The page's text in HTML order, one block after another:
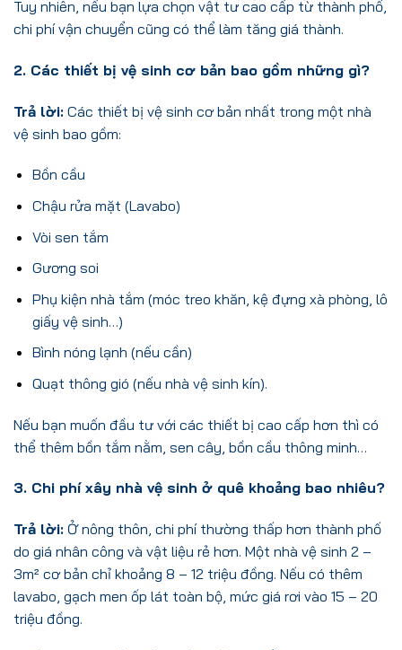
Tuy nhiên, nếu bạn lựa chọn vật tư cao cấp từ thành phố,
chi phí vận chuyển cũng có thể làm tăng giá thành.
2. Các thiết bị vệ sinh cơ bản bao gồm những gì?
Trả lời: Các thiết bị vệ sinh cơ bản nhất trong một nhà
vệ sinh bao gồm:
Bồn cầu
Chậu rửa mặt (Lavabo)
Vòi sen tắm
Gương soi
Phụ kiện nhà tắm (móc treo khăn, kệ đựng xà phòng, lô
giấy vệ sinh…)
Bình nóng lạnh (nếu cần)
Quạt thông gió (nếu nhà vệ sinh kín).
Nếu bạn muốn đầu tư với các thiết bị cao cấp hơn thì có
thể thêm bồn tắm nằm, sen cây, bồn cầu thông minh…
3. Chi phí xây nhà vệ sinh ở quê khoảng bao nhiêu?
Trả lời: Ở nông thôn, chi phí thường thấp hơn thành phố
do giá nhân công và vật liệu rẻ hơn. Một nhà vệ sinh 2 –
3m² cơ bản chỉ khoảng 8 – 12 triệu đồng. Nếu có thêm
lavabo, gạch men ốp lát toàn bộ, mức giá rơi vào 15 – 20
triệu đồng.